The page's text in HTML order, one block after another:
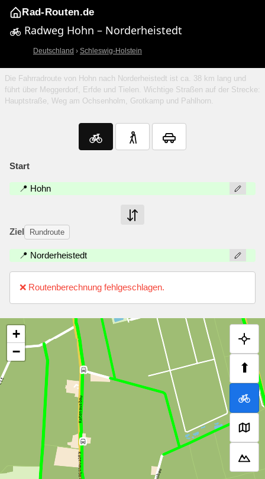
Rad-Routen.de
Radweg Hohn – Norderheistedt
Deutschland › Schleswig-Holstein
Die Fahrradroute von Hohn nach Norderheistedt ist ca. 38 km lang und
führt über Meggerdorf, Erfde und Tielen. Wichtige Straßen auf der Strecke:
Hauptstraße, Weg am Ochsenholm, Grotkamp und Pahlhorn.
Start
📍 Hohn
Ziel Rundroute
📍 Norderheistedt
❌ Routenberechnung fehlgeschlagen.
⬆
+
−